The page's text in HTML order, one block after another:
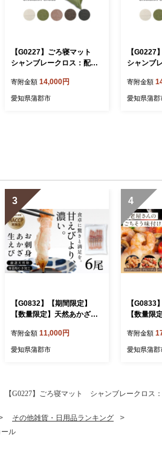
【G0227】ごろ寝マット
シャンブレークロス：配送
寄附金額 14,000円
愛知県蒲郡市
【G0227
シャンブ
寄附金額
愛知県蒲郡
3
【G0832】【期間限定】
【数量限定】天然あかざ海
老 アカザエビ 海老 エビ 天
然 冷凍 海鮮 刺身 お造り 寿
リプリ 甘み 旨味 鮮度抜群
寄附金額 11,000円
愛知県蒲郡市
4
【G0833
【数量限
エビ 冷凍
刺身 漬け
抜群 冷凍
寄附金額
愛知県蒲郡
【G0227】ごろ寝マット シャンブレークロ
その他雑貨・日用品ランキング
ル